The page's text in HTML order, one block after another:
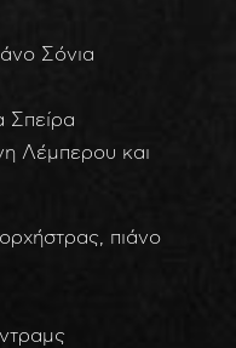
Σόνια
Σπείρα
Λέμπερου και
πιάνο